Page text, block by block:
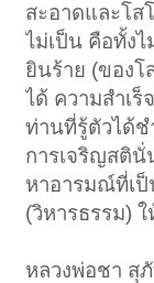
สะอาดและโ
ไม่เป็น คือทั้ง
ยินร้าย (ของโ
ได้ ความสำเ
ท่านที่รู้ตัวได้
การเจริญสตินั่
หาอารมณ์ที่เป็
(วิหารธรรม)
หลวงพ่อชา สุ